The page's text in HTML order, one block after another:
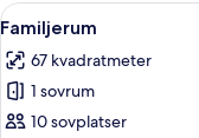
Öppna
alla
foton
för
Familjerum
4
Familjerum
67 kvadratmeter
1 sovrum
10 sovplatser